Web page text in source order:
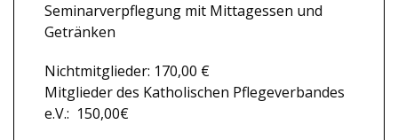
Seminarverpflegung mit Mittagessen und
Getränken
Nichtmitglieder: 170,00 €
Mitglieder des Katholischen Pflegeverbandes
e.V.: 150,00€